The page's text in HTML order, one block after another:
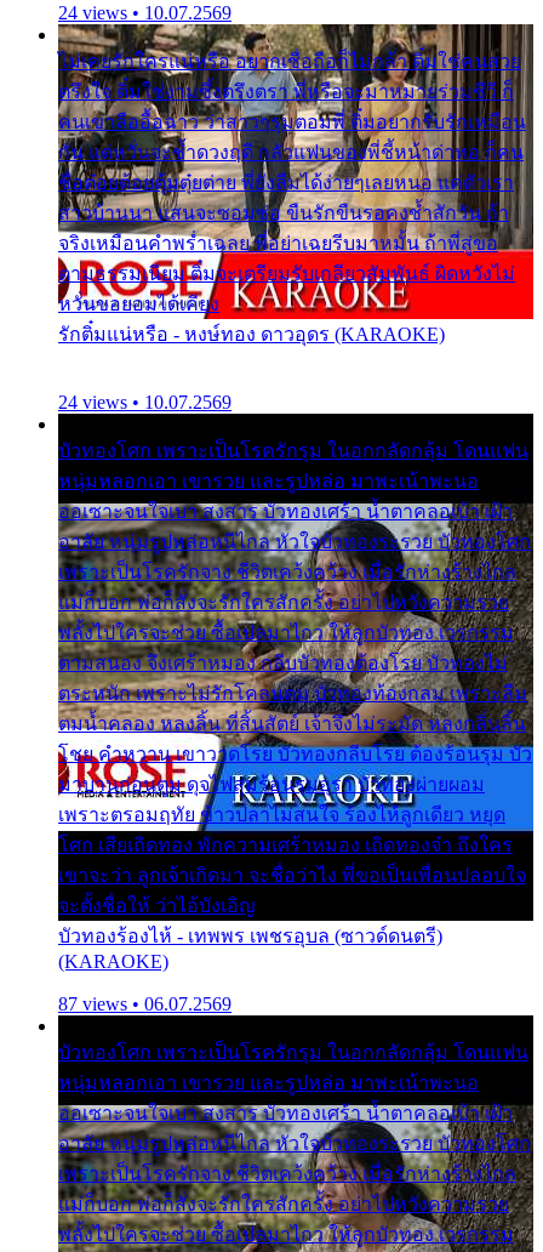
24 views • 10.07.2569
ไม่เคยรักใครแน่หรือ อยากเชื่อถือก็ไม่กล้า ติ๋มใช่คนสวย
ตรึงใจ ติ๋มใช่งามซึ้งตรึงตรา พี่หรือจะมาหมายร่วมชีวี ก็
คนเขาลืออื้อฉาว ว่าสาวๆรุมตอมพี่ ติ๋มอยากรับรักเหมือน
กัน แต่หวั่นจะช้ำดวงฤดี กลัวแฟนของพี่ชี้หน้าด่าทอ ก็คน
ชื่อต๋อยต้อยตุ้มตุ๋ยต่าย พี่ยังลืมได้ง่ายๆเลยหนอ แค่ตัวเรา
สาวบ้านนา แสนจะซอมซ่อ ขืนรักขืนรอคงช้ำสักวัน ถ้า
จริงเหมือนคำพร่ำเฉลย พี่อย่าเฉยรีบมาหมั้น ถ้าพี่สู่ขอ
ตามธรรมเนียม ติ๋มจะเตรียมรับเกลียวสัมพันธ์ ผิดหวังไม่
หวั่นขอยอมได้เคียง
รักติ๋มแน่หรือ - หงษ์ทอง ดาวอุดร (KARAOKE)
24 views • 10.07.2569
บัวทองโศก เพราะเป็นโรครักรุม ในอกกลัดกลุ้ม โดนแฟน
หนุ่มหลอกเอา เขารวย และรูปหล่อ มาพะเน้าพะนอ
ออเซาะจนใจเบา สงสาร บัวทองเศร้า น้ำตาคลอเบ้า เฝ้า
อาลัย หนุ่มรูปหล่อหนีไกล หัวใจบัวทองระรวย บัวทองโศก
เพราะเป็นโรครักจาง ชีวิตเคว้งคว้าง เมื่อรักห่างร้างไกล
แม่ก็บอก พ่อก็สั่งจะรักใครสักครั้ง อย่าไปหวังความรวย
พลั้งไปใครจะช่วย ซื้อเปลมาไกว ให้ลูกบัวทอง เวรกรรม
ตามสนอง จึงเศร้าหมอง กลีบบัวทองต้องโรย บัวทองไม่
ตระหนัก เพราะไม่รักโคลนตม บัวทองท้องกลม เพราะลืม
ตมน้ำคลอง หลงลิ้น ที่สิ้นสัตย์ เจ้าจึงไม่ระมัด หลงกลิ่นลิ้น
โชย คำหวาน เขาวาดโรย บัวทองกลีบโรย ต้องร้อนรุม บัว
มาบานก่อนตูม ดุจไฟสุมร้อนรุมอุรา บัวทองผ่ายผอม
เพราะตรอมฤทัย ข้าวปลาไม่สนใจ ร้องไห้ลูกเดียว หยุด
โศก เสียเถิดทอง พักความเศร้าหมอง เถิดทองจ๋า ถึงใคร
เขาจะว่า ลูกเจ้าเกิดมา จะชื่อว่าไง พี่ขอเป็นเพื่อนปลอบใจ
จะตั้งชื่อให้ ว่าไอ้บังเอิญ
บัวทองร้องไห้ - เทพพร เพชรอุบล (ซาวด์ดนตรี)
(KARAOKE)
87 views • 06.07.2569
บัวทองโศก เพราะเป็นโรครักรุม ในอกกลัดกลุ้ม โดนแฟน
หนุ่มหลอกเอา เขารวย และรูปหล่อ มาพะเน้าพะนอ
ออเซาะจนใจเบา สงสาร บัวทองเศร้า น้ำตาคลอเบ้า เฝ้า
อาลัย หนุ่มรูปหล่อหนีไกล หัวใจบัวทองระรวย บัวทองโศก
เพราะเป็นโรครักจาง ชีวิตเคว้งคว้าง เมื่อรักห่างร้างไกล
แม่ก็บอก พ่อก็สั่งจะรักใครสักครั้ง อย่าไปหวังความรวย
พลั้งไปใครจะช่วย ซื้อเปลมาไกว ให้ลูกบัวทอง เวรกรรม